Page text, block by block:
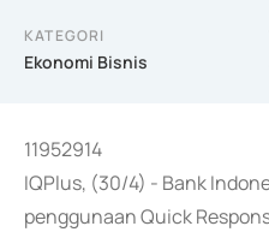
KATEGORI
Ekonomi Bisnis
11952914
IQPlus, (30/4) - Bank
penggunaan Quick